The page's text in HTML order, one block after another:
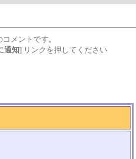
メントです。
通知] リンクを押してください